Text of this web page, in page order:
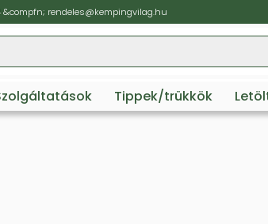
&compfn; rendeles@kempingvilag.hu
Tippek/trükkök